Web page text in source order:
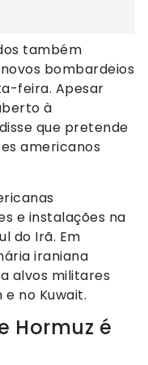
também
bombardeios
feira. Apesar
à
que pretende
americanos
e instalações na
do Irã. Em
iraniana
alvos militares
e no Kuwait.
Hormuz é